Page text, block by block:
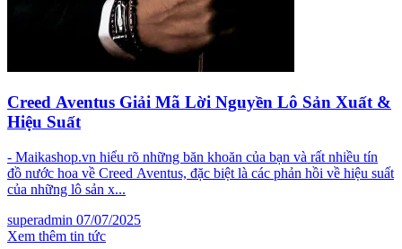
Creed Aventus Giải Mã Lời Nguyền Lô Sản Xuất &
Hiệu Suất
- Maikashop.vn hiểu rõ những băn khoăn của bạn và rất nhiều tín
đồ nước hoa về Creed Aventus, đặc biệt là các phản hồi về hiệu suất
của những lô sản x...
superadmin 07/07/2025
Xem thêm tin tức